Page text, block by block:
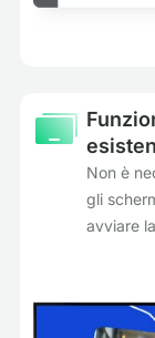
Non è
gli
avviare